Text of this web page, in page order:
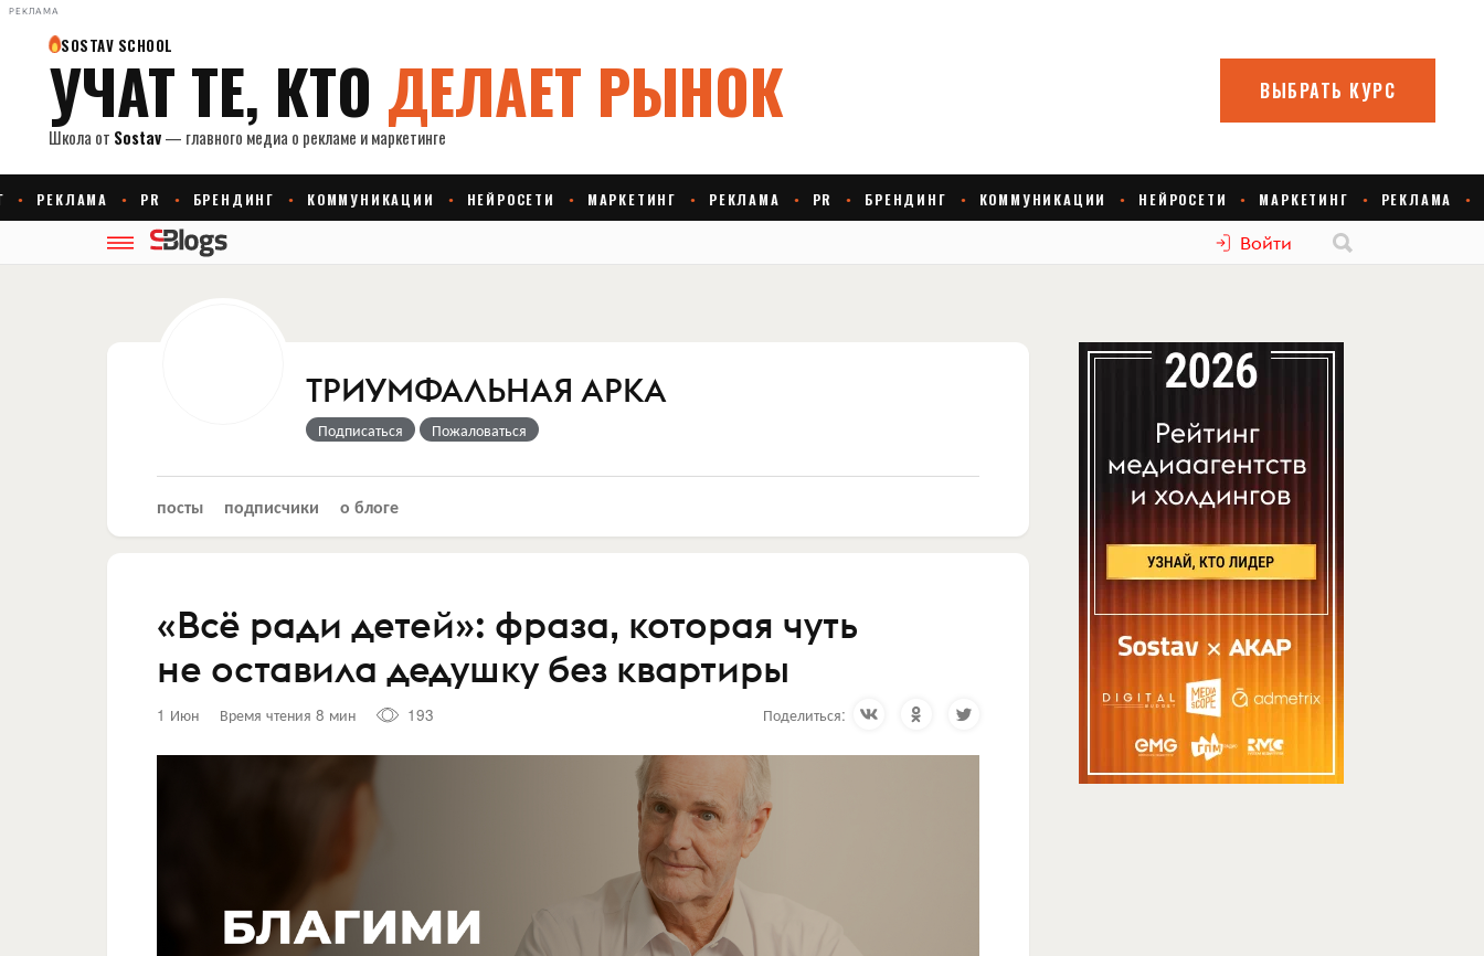
РЕКЛАМА
Войти
ТРИУМФАЛЬНАЯ АРКА
Подписаться Пожаловаться
посты подписчики о блоге
«Всё ради детей»: фраза, которая чуть
не оставила дедушку без квартиры
1 Июн Время чтения 8 мин 193 Поделиться: